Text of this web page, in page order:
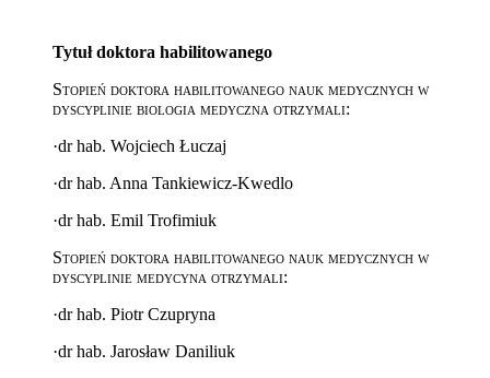
Tytuł doktora habilitowanego
Stopień doktora habilitowanego nauk medycznych w
dyscyplinie biologia medyczna otrzymali:
·dr hab. Wojciech Łuczaj
·dr hab. Anna Tankiewicz-Kwedlo
·dr hab. Emil Trofimiuk
Stopień doktora habilitowanego nauk medycznych w
dyscyplinie medycyna otrzymali:
·dr hab. Piotr Czupryna
·dr hab. Jarosław Daniliuk